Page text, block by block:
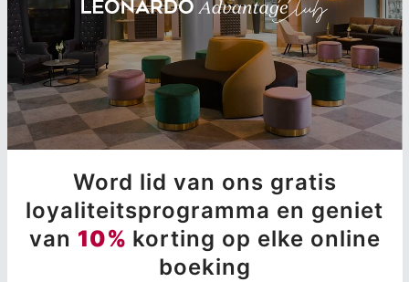
Word lid van ons gratis
loyaliteitsprogramma en geniet
van 10% korting op elke online
boeking